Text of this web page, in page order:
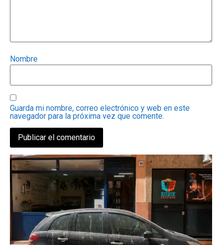
Nombre
Guarda mi nombre, correo electrónico y web en este
navegador para la próxima vez que comente.